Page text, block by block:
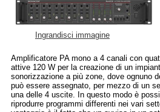
Ingrandisci immagine
Amplificatore PA mono a 4 canali con
attive 120 W per la creazione di un
sonorizzazione a più zone, dove ognuno
può essere assegnato, per mezzo di un
una delle 4 uscite. In questo modo è
riprodurre programmi differenti nei vari